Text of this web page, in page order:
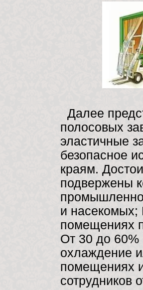
Далее
полосовых
эластичные
безопасное
краям.
подвержены
и насекомых;
помещениях
От 30 до 60%
охлаждение
помещениях
сотрудников